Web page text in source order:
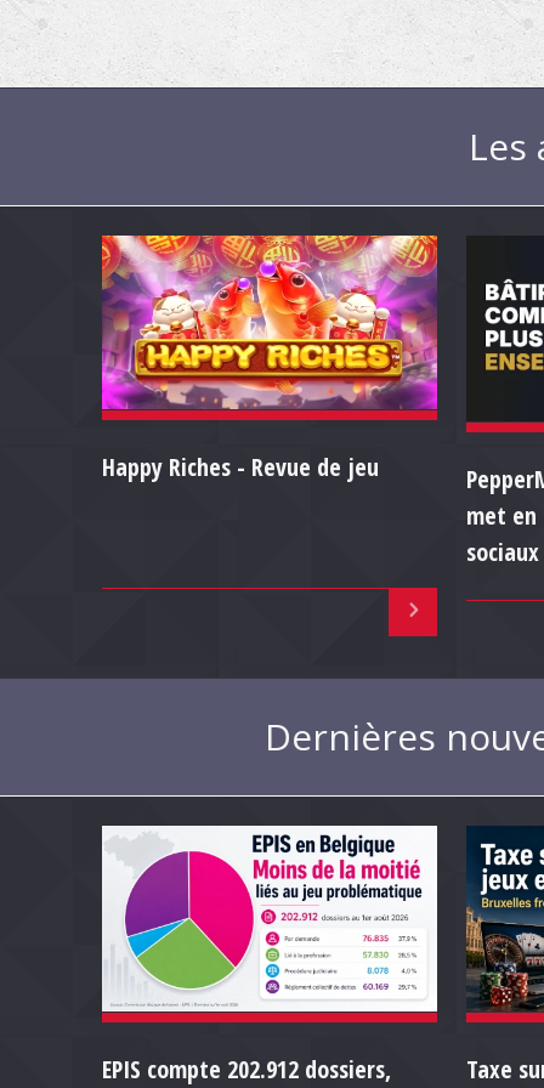
Happy Riches - Revue de jeu
met en
Dernières
EPIS compte 202.912 dossiers, Taxe